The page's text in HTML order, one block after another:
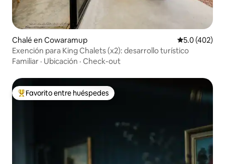
Chalé en Cowaramup Calificación
5.0 (402)
Exención para King Chalets (x2): desarrollo turístico
Familiar · Ubicación · Check-out
Favorito entre huéspedes preferido
Favorito entre huéspedes